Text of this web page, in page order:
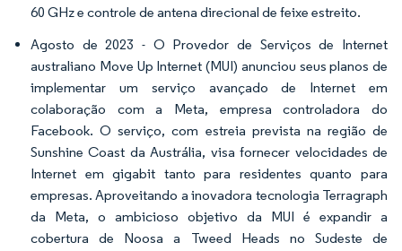
60 GHz e controle de antena direcional de feixe estreito.
Agosto de 2023 - O Provedor de Serviços de Internet
australiano Move Up Internet (MUI) anunciou seus planos de
implementar um serviço avançado de Internet em
colaboração com a Meta, empresa controladora do
Facebook. O serviço, com estreia prevista na região de
Sunshine Coast da Austrália, visa fornecer velocidades de
Internet em gigabit tanto para residentes quanto para
empresas. Aproveitando a inovadora tecnologia Terragraph
da Meta, o ambicioso objetivo da MUI é expandir a
cobertura de Noosa a Tweed Heads no Sudeste de